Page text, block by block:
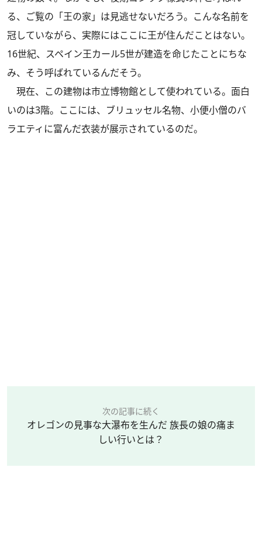
る、ご覧の「王の家」は見逃せないだろう。こんな名前を
冠していながら、実際にはここに王が住んだことはない。
16世紀、スペイン王カール5世が建造を命じたことにちな
み、そう呼ばれているんだそう。
現在、この建物は市立博物館として使われている。面白
いのは3階。ここには、ブリュッセル名物、小便小僧のバ
ラエティに富んだ衣装が展示されているのだ。
次の記事に続く
オレゴンの見事な大瀑布を生んだ 族長の娘の痛ま
しい行いとは？